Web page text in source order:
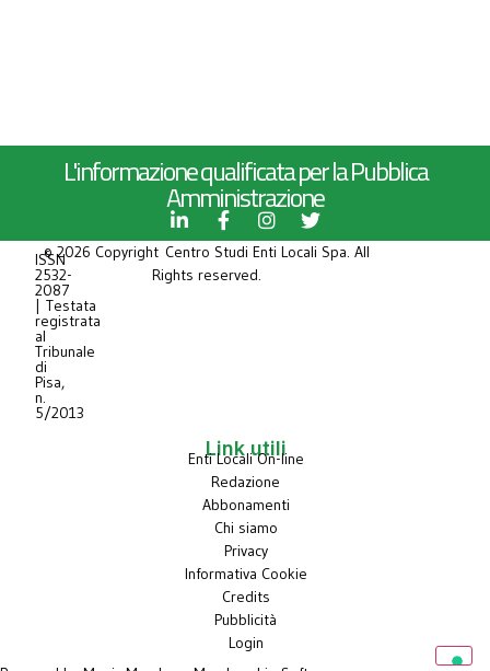
L'informazione qualificata per la Pubblica
Amministrazione
ISSN
2532-
2087
| Testata
registrata
al
Tribunale
di
Pisa,
n.
5/2013
© 2026 Copyright Centro Studi Enti Locali Spa. All
Rights reserved.
Link utili
Enti Locali On-line
Redazione
Abbonamenti
Chi siamo
Privacy
Informativa Cookie
Credits
Pubblicità
Login